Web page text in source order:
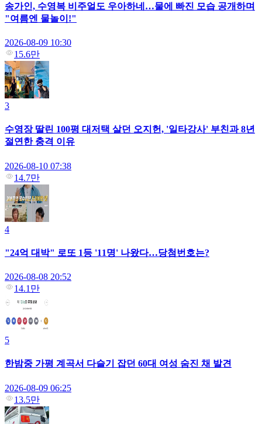
송가인, 수영복 비주얼도 우아하네…물에 빠진 모습 공개하며
"여름엔 물놀이!"
2026-08-09 10:30
15.6만
3
수영장 딸린 100평 대저택 살던 오지헌, '일타강사' 부친과 8년
절연한 충격 이유
2026-08-10 07:38
14.7만
4
"24억 대박" 로또 1등 '11명' 나왔다…당첨번호는?
2026-08-08 20:52
14.1만
5
한밤중 가평 계곡서 다슬기 잡던 60대 여성 숨진 채 발견
2026-08-09 06:25
13.5만